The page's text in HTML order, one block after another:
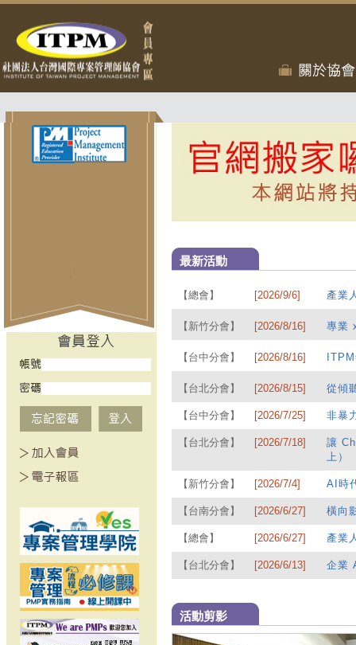
最新活動
【總會】 [2026/9/6] 產業
【新竹分會】 [2026/8/16] 專業
【台中分會】 [2026/8/16]
【台北分會】 [2026/8/15] 從傾
【台中分會】 [2026/7/25] 非暴
【台北分會】 [2026/7/18]
讓
上）
【新竹分會】 [2026/7/4] AI時
【台南分會】 [2026/6/27] 橫向
【總會】 [2026/6/27] 產業
【台北分會】 [2026/6/13] 企業
活動剪影